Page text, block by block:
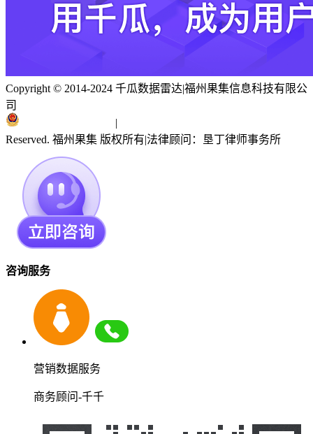
Copyright © 2014-2024 千瓜数据雷达|福州果集信息科技有限公
司
|
Reserved. 福州果集 版权所有|法律顾问：垦丁律师事务所
咨询服务
营销数据服务
商务顾问-千千